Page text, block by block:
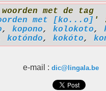
met de tag
met [ko...o] '
, kopono, kolokoto,
kotóndo, kokóto,
e-mail : dic@lingala.be